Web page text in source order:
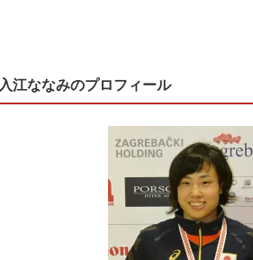
入江ななみのプロフィール